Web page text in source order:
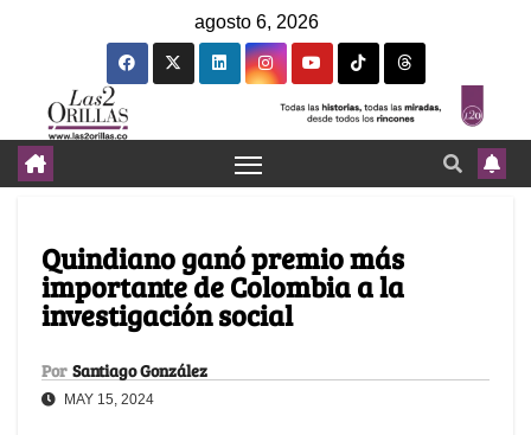
agosto 6, 2026
Quindiano ganó premio más
importante de Colombia a la
investigación social
Por Santiago González
MAY 15, 2024